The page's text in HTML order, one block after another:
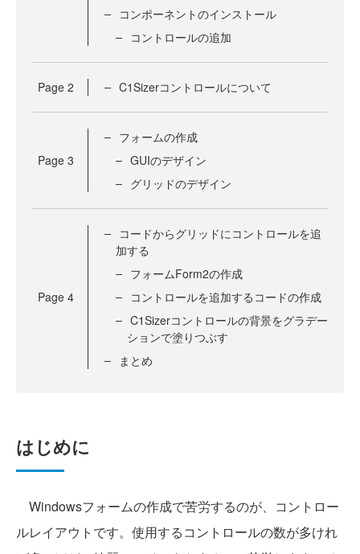
コンポーネントのインストール
コントロールの追加
Page 2 C1Sizerコントロールについて
Page 3
フォームの作成
GUIのデザイン
グリッドのデザイン
Page 4
コードからグリッドにコントロールを追
加する
フォームForm2の作成
コントロールを追加するコードの作成
C1Sizerコントロールの背景をグラデー
ションで塗りつぶす
まとめ
はじめに
Windowsフォームの作成で苦労するのが、コントロー
ルレイアウトです。使用するコントロールの数が多けれ